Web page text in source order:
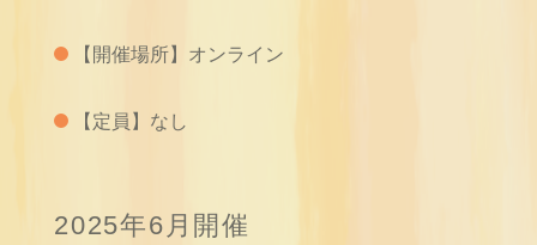
【開催場所】オンライン
【定員】なし
2025年6月開催